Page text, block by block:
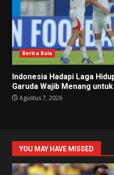
Berita Bola
Indonesia Hadapi Laga
Garuda Wajib Menang
Agustus 7, 2026
YOU MAY HAVE MISSED